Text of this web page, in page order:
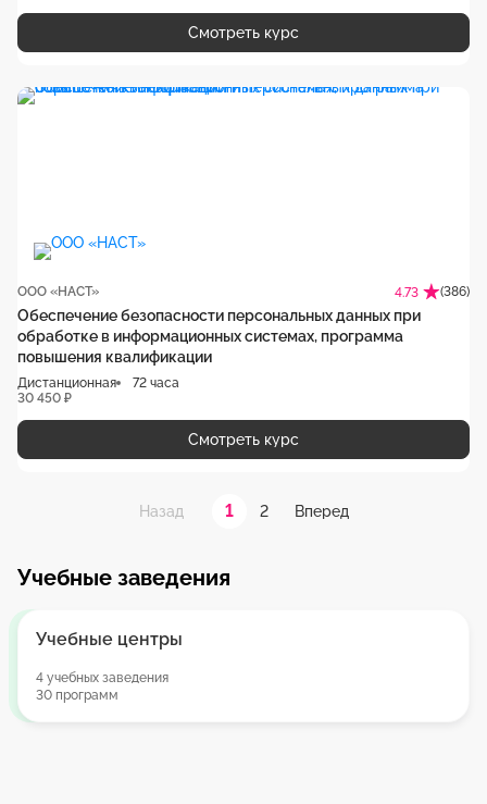
Смотреть курс
ООО «НАСТ» 4.73 (386)
Обеспечение безопасности персональных данных при
обработке в информационных системах, программа
повышения квалификации
Дистанционная
72 часа
30 450 ₽
Смотреть курс
Назад 1 2 Вперед
Учебные заведения
Учебные центры
4 учебных заведения
30 программ